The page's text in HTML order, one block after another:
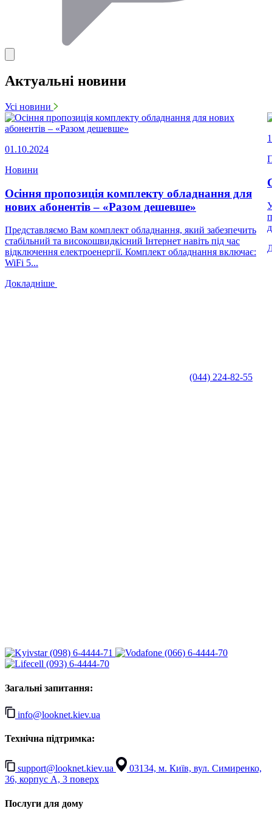
Актуальні новини
Усі новини
01.10.2024
Новини
Осіння пропозиція комплекту обладнання для
нових абонентів – «Разом дешевше»
Представляємо Вам комплект обладнання, який забезпечить
стабільний та високошвидкісний Інтернет навіть під час
відключення електроенергії. Комплект обладнання включає:
WiFi 5...
Докладніше
(044) 224-82-55
(098) 6-4444-71
(066) 6-4444-70
(093) 6-4444-70
Загальні запитання:
info@looknet.kiev.ua
Технічна підтримка:
support@looknet.kiev.ua
03134, м. Київ, вул. Симиренко,
36, корпус А, 3 поверх
Послуги для дому